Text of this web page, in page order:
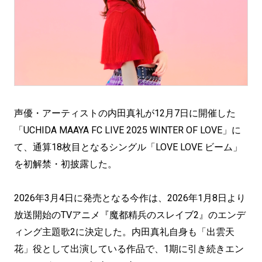
声優・アーティストの内田真礼が12月7日に開催した
「UCHIDA MAAYA FC LIVE 2025 WINTER OF LOVE」に
て、通算18枚目となるシングル「LOVE LOVE ビーム」
を初解禁・初披露した。
2026年3月4日に発売となる今作は、2026年1月8日より
放送開始のTVアニメ『魔都精兵のスレイブ2』のエンデ
ィング主題歌2に決定した。内田真礼自身も「出雲天
花」役として出演している作品で、1期に引き続きエン